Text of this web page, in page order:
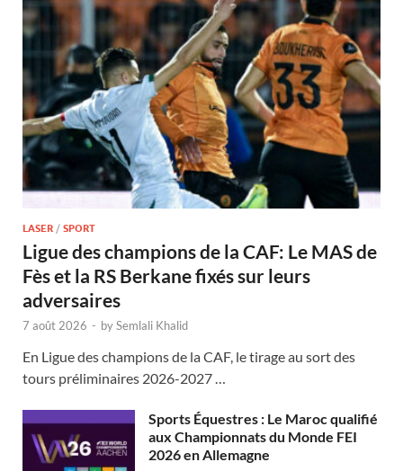
LASER / SPORT
Ligue des champions de la CAF: Le MAS de
Fès et la RS Berkane fixés sur leurs
adversaires
7 août 2026 - bySemlali Khalid
En Ligue des champions de la CAF, le tirage au sort des
tours préliminaires 2026-2027 …
Sports Équestres : Le Maroc qualifié
aux Championnats du Monde FEI
2026 en Allemagne